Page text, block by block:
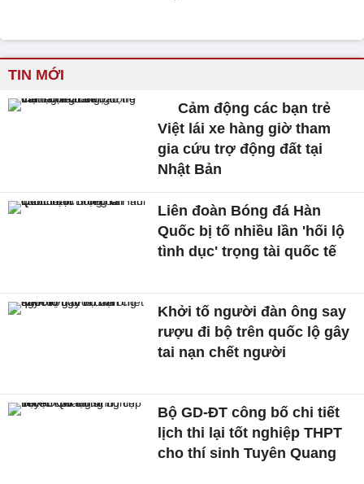
TIN MỚI
Cảm động các bạn trẻ
Việt lái xe hàng giờ tham
gia cứu trợ động đất tại
Nhật Bản
Liên đoàn Bóng đá Hàn
Quốc bị tố nhiều lần 'hối lộ
tình dục' trọng tài quốc tế
Khởi tố người đàn ông say
rượu đi bộ trên quốc lộ gây
tai nạn chết người
Bộ GD-ĐT công bố chi tiết
lịch thi lại tốt nghiệp THPT
cho thí sinh Tuyên Quang